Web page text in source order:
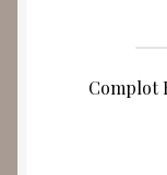
Complot